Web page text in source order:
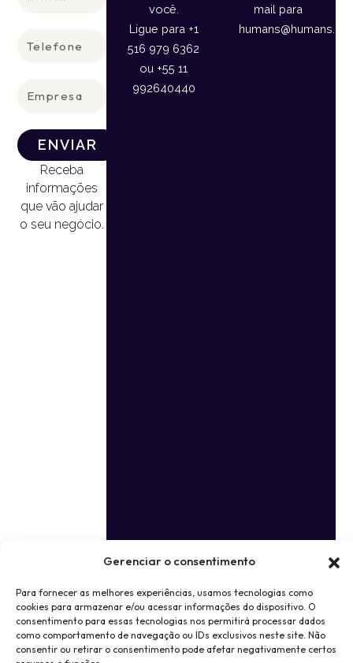
Gerenciar o consentimento
Para fornecer as melhores experiências, usamos tecnologias como
cookies para armazenar e/ou acessar informações do dispositivo. O
consentimento para essas tecnologias nos permitirá processar dados
como comportamento de navegação ou IDs exclusivos neste site. Não
consentir ou retirar o consentimento pode afetar negativamente certos
ENVIAR
Receba
informações
que vão ajudar
o seu negócio.
você.
Ligue para +1
516 979 6362
ou +55 11
992640440
mail para